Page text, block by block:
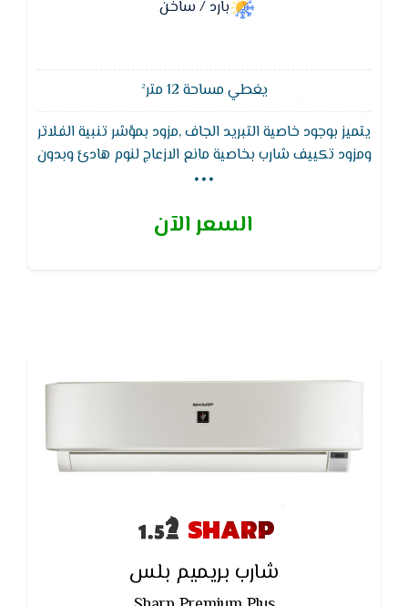
بارد / ساخن
يغطي مساحة 12 متر²
يتميز بوجود خاصية التبريد الجاف ,مزود بمؤشر تنبية الفلاتر
ومزود تكييف شارب بخاصية مانع الازعاج لنوم هادئ وبدون
ازعاج تماما,يقوم تكييف شارب العربى بتجديد تصميم
جميل ومتناسق ويتماشى مع الديكورات الحديثة .
...
السعر الآن
SHARP
شارب بريميم بلس